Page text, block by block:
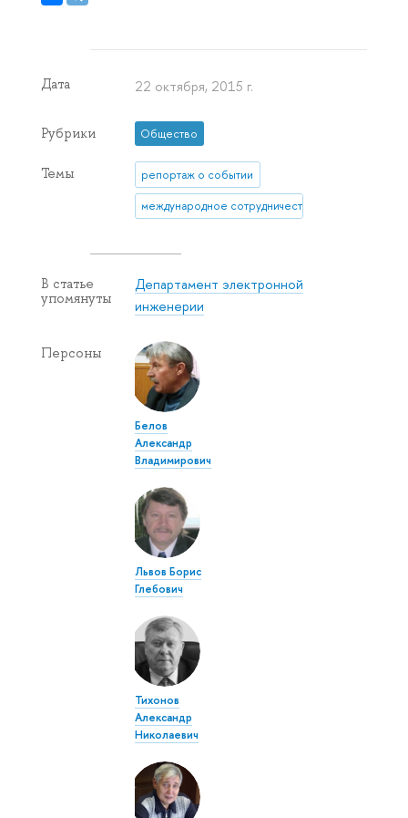
Дата 22 октября, 2015 г.
Рубрики Общество
Темы репортаж о событии
международное сотрудничество
В статье
упомянуты
Департамент электронной
инженерии
Персоны
Белов
Александр
Владимирович
Львов Борис
Глебович
Тихонов
Александр
Николаевич